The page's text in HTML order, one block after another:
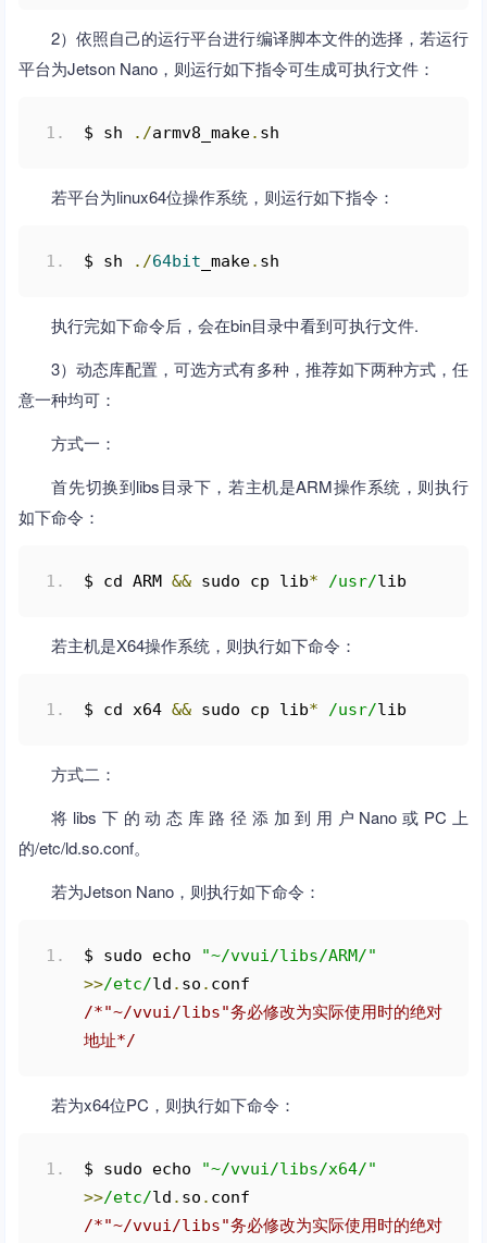
2）依照自己的运行平台进行编译脚本文件的选择，若运行
平台为Jetson Nano，则运行如下指令可生成可执行文件：
$ sh ./armv8_make. sh
若平台为linux64位操作系统，则运行如下指令：
$ sh ./64bit _make. sh
执行完如下命令后，会在bin目录中看到可执行文件.
3）动态库配置，可选方式有多种，推荐如下两种方式，任
意一种均可：
方式一：
首先切换到libs目录下，若主机是ARM操作系统，则执行
如下命令：
$ cd ARM && sudo cp lib* /usr/lib
若主机是X64操作系统，则执行如下命令：
$ cd x64 && sudo cp lib* /usr/lib
方式二：
将libs下的动态库路径添加到用户Nano或PC上
的/etc/ld.so.conf。
若为Jetson Nano，则执行如下命令：
$ sudo echo "~/vvui/libs/ARM/"
>>/etc/ld . so .
/*"~/vvui/libs"务必修改为实际使用时的绝对
地址*/
若为x64位PC，则执行如下命令：
$ sudo echo "~/vvui/libs/x64/"
>>/etc/ld . so .
/*"~/vvui/libs"务必修改为实际使用时的绝对